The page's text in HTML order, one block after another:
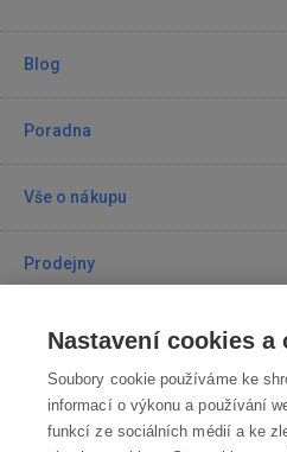
Blog
Poradna
Vše o nákupu
Prodejny
Kontakt
Kontaktujte nás
Nastavení cookies a
Soubory cookie používáme ke
informací o výkonu a používání
funkcí ze sociálních médií a ke